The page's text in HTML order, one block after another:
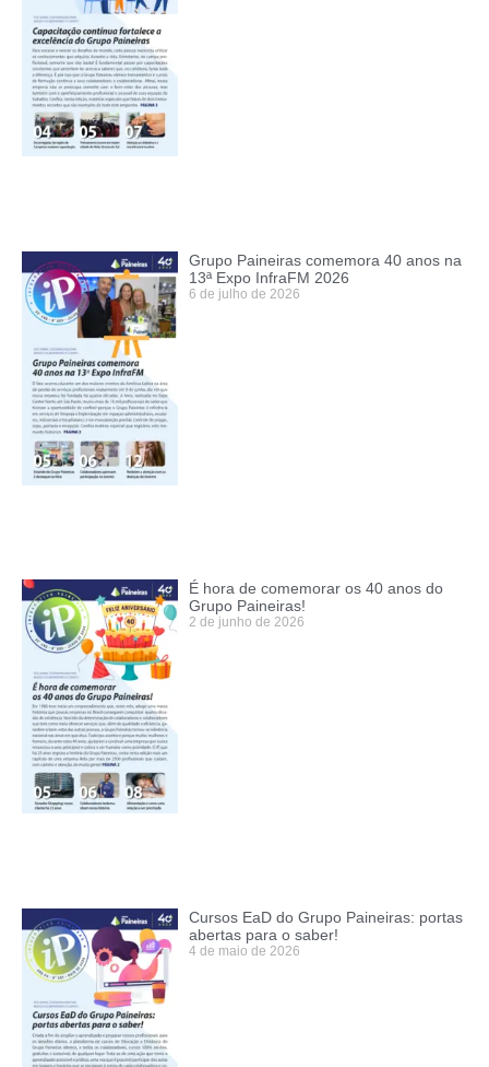
Grupo Paineiras comemora 40 anos na
13ª Expo InfraFM 2026
6 de julho de 2026
É hora de comemorar os 40 anos do
Grupo Paineiras!
2 de junho de 2026
Cursos EaD do Grupo Paineiras: portas
abertas para o saber!
4 de maio de 2026